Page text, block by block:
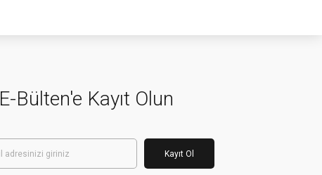
E-Bülten'e Kayıt Olun
Kayıt Ol